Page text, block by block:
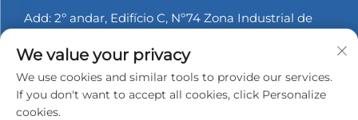
Add: 2º andar, Edifício C, Nº74 Zona Industrial de
Tel: +86-13530558584
E-mail:[email protected]
We value your privacy
We use cookies and similar tools to provide our services.
If you don't want to accept all cookies, click Personalize
cookies.